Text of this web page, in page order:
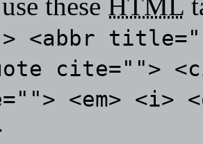
these HTML
<abbr
cite="">
<em> <i>